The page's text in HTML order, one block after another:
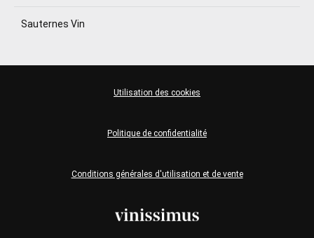
Sauternes Vin
Conditions générales d'utilisation et de vente
Politique de confidentialité
Utilisation des cookies